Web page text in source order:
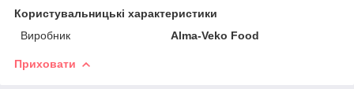
Користувальницькі характеристики
Виробник
Alma-Veko Food
Приховати